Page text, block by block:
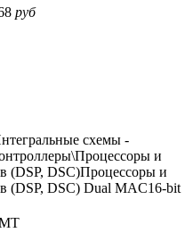
руб
схемы -
и
(DSP, DSC)Процессоры и
(DSP, DSC) Dual MAC16-bit